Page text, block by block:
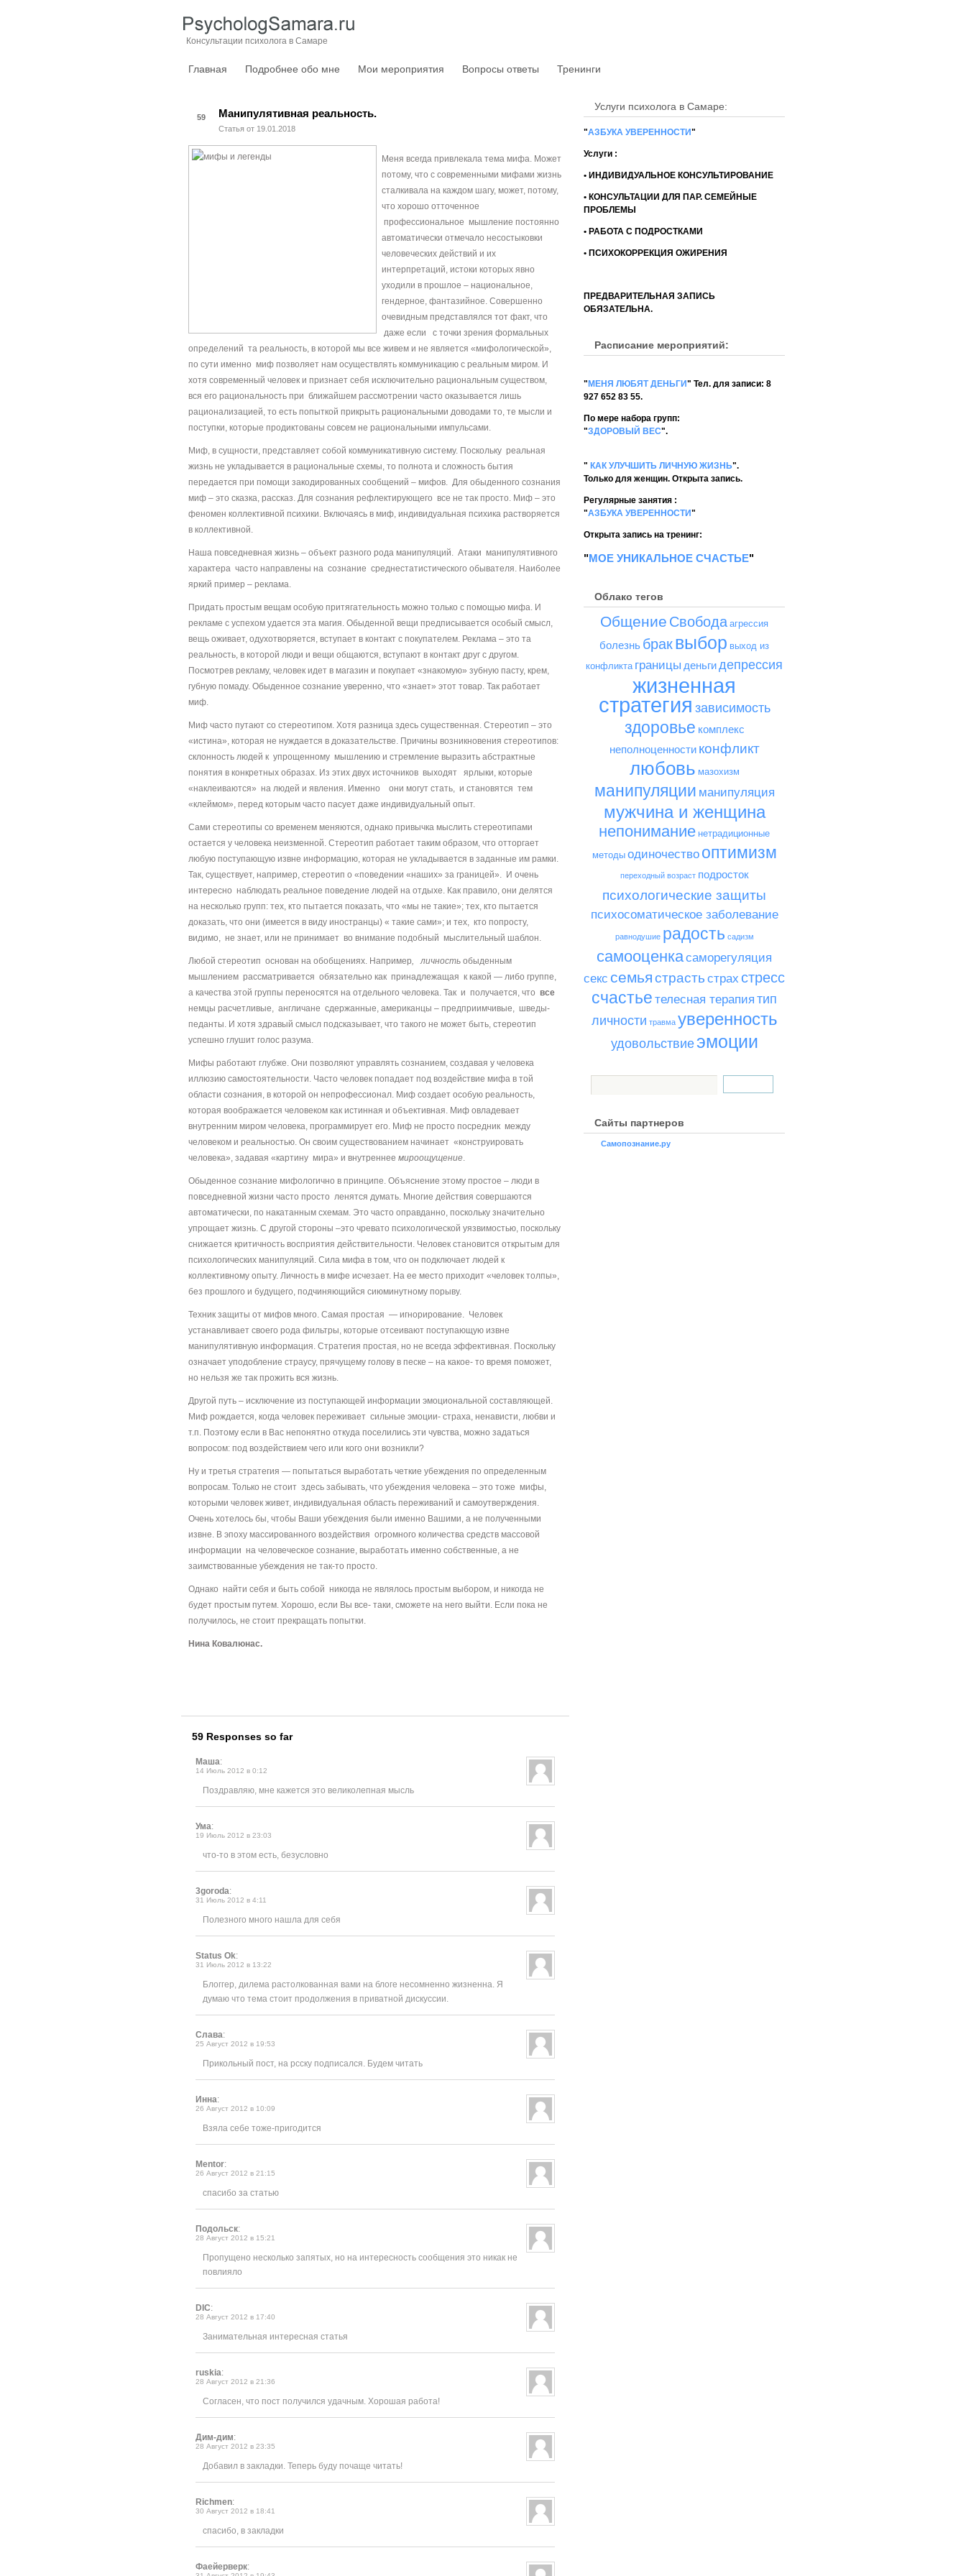
Консультации психолога в Самаре
Главная Подробнее обо мне Мои мероприятия Вопросы ответы Тренинги
59 Манипулятивная реальность.
Статья от 19.01.2018
Меня всегда привлекала тема мифа. Может
потому, что с современными мифами жизнь
сталкивала на каждом шагу, может, потому,
что хорошо отточенное
профессиональное мышление постоянно
автоматически отмечало несостыковки
человеческих действий и их
интерпретаций, истоки которых явно
уходили в прошлое – национальное,
гендерное, фантазийное. Совершенно
очевидным представлялся тот факт, что
даже если с точки зрения формальных
определений та реальность, в которой мы все живем и не является «мифологической»,
по сути именно миф позволяет нам осуществлять коммуникацию с реальным миром. И
хотя современный человек и признает себя исключительно рациональным существом,
вся его рациональность при ближайшем рассмотрении часто оказывается лишь
рационализацией, то есть попыткой прикрыть рациональными доводами то, те мысли и
поступки, которые продиктованы совсем не рациональными импульсами.
Миф, в сущности, представляет собой коммуникативную систему. Поскольку реальная
жизнь не укладывается в рациональные схемы, то полнота и сложность бытия
передается при помощи закодированных сообщений – мифов. Для обыденного сознания
миф – это сказка, рассказ. Для сознания рефлектирующего все не так просто. Миф – это
феномен коллективной психики. Включаясь в миф, индивидуальная психика растворяется
в коллективной.
Наша повседневная жизнь – объект разного рода манипуляций. Атаки манипулятивного
характера часто направлены на сознание среднестатистического обывателя. Наиболее
яркий пример – реклама.
Придать простым вещам особую притягательность можно только с помощью мифа. И
рекламе с успехом удается эта магия. Обыденной вещи предписывается особый смысл,
вещь оживает, одухотворяется, вступает в контакт с покупателем. Реклама – это та
реальность, в которой люди и вещи общаются, вступают в контакт друг с другом.
Посмотрев рекламу, человек идет в магазин и покупает «знакомую» зубную пасту, крем,
губную помаду. Обыденное сознание уверенно, что «знает» этот товар. Так работает
миф.
Миф часто путают со стереотипом. Хотя разница здесь существенная. Стереотип – это
«истина», которая не нуждается в доказательстве. Причины возникновения стереотипов:
склонность людей к упрощенному мышлению и стремление выразить абстрактные
понятия в конкретных образах. Из этих двух источников выходят ярлыки, которые
«наклеиваются» на людей и явления. Именно они могут стать, и становятся тем
«клеймом», перед которым часто пасует даже индивидуальный опыт.
Сами стереотипы со временем меняются, однако привычка мыслить стереотипами
остается у человека неизменной. Стереотип работает таким образом, что отторгает
любую поступающую извне информацию, которая не укладывается в заданные им рамки.
Так, существует, например, стереотип о «поведении «наших» за границей». И очень
интересно наблюдать реальное поведение людей на отдыхе. Как правило, они делятся
на несколько групп: тех, кто пытается показать, что «мы не такие»; тех, кто пытается
доказать, что они (имеется в виду иностранцы) « такие сами»; и тех, кто попросту,
видимо, не знает, или не принимает во внимание подобный мыслительный шаблон.
Любой стереотип основан на обобщениях. Например, личность обыденным
мышлением рассматривается обязательно как принадлежащая к какой — либо группе,
а качества этой группы переносятся на отдельного человека. Так и получается, что все
немцы расчетливые, англичане сдержанные, американцы – предприимчивые, шведы-
педанты. И хотя здравый смысл подсказывает, что такого не может быть, стереотип
успешно глушит голос разума.
Мифы работают глубже. Они позволяют управлять сознанием, создавая у человека
иллюзию самостоятельности. Часто человек попадает под воздействие мифа в той
области сознания, в которой он непрофессионал. Миф создает особую реальность,
которая воображается человеком как истинная и объективная. Миф овладевает
внутренним миром человека, программирует его. Миф не просто посредник между
человеком и реальностью. Он своим существованием начинает «конструировать
человека», задавая «картину мира» и внутреннее мироощущение.
Обыденное сознание мифологично в принципе. Объяснение этому простое – люди в
повседневной жизни часто просто ленятся думать. Многие действия совершаются
автоматически, по накатанным схемам. Это часто оправданно, поскольку значительно
упрощает жизнь. С другой стороны –это чревато психологической уязвимостью, поскольку
снижается критичность восприятия действительности. Человек становится открытым для
психологических манипуляций. Сила мифа в том, что он подключает людей к
коллективному опыту. Личность в мифе исчезает. На ее место приходит «человек толпы»,
без прошлого и будущего, подчиняющийся сиюминутному порыву.
Техник защиты от мифов много. Самая простая — игнорирование. Человек
устанавливает своего рода фильтры, которые отсеивают поступающую извне
манипулятивную информация. Стратегия простая, но не всегда эффективная. Поскольку
означает уподобление страусу, прячущему голову в песке – на какое- то время поможет,
но нельзя же так прожить вся жизнь.
Другой путь – исключение из поступающей информации эмоциональной составляющей.
Миф рождается, когда человек переживает сильные эмоции- страха, ненависти, любви и
т.п. Поэтому если в Вас непонятно откуда поселились эти чувства, можно задаться
вопросом: под воздействием чего или кого они возникли?
Ну и третья стратегия — попытаться выработать четкие убеждения по определенным
вопросам. Только не стоит здесь забывать, что убеждения человека – это тоже мифы,
которыми человек живет, индивидуальная область переживаний и самоутверждения.
Очень хотелось бы, чтобы Ваши убеждения были именно Вашими, а не полученными
извне. В эпоху массированного воздействия огромного количества средств массовой
информации на человеческое сознание, выработать именно собственные, а не
заимствованные убеждения не так-то просто.
Однако найти себя и быть собой никогда не являлось простым выбором, и никогда не
будет простым путем. Хорошо, если Вы все- таки, сможете на него выйти. Если пока не
получилось, не стоит прекращать попытки.
Нина Ковалюнас.
59 Responses so far
Маша:
14 Июль 2012 в 0:12
Поздравляю, мне кажется это великолепная мысль
Ума:
19 Июль 2012 в 23:03
что-то в этом есть, безусловно
3goroda:
31 Июль 2012 в 4:11
Полезного много нашла для себя
Status Ok:
31 Июль 2012 в 13:22
Блоггер, дилема растолкованная вами на блоге несомненно жизненна. Я
думаю что тема стоит продолжения в приватной дискуссии.
Слава:
25 Август 2012 в 19:53
Прикольный пост, на рсску подписался. Будем читать
Инна:
26 Август 2012 в 10:09
Взяла себе тоже-пригодится
Mentor:
26 Август 2012 в 21:15
спасибо за статью
Подольск:
28 Август 2012 в 15:21
Пропущено несколько запятых, но на интересность сообщения это никак не
повлияло
DIC:
28 Август 2012 в 17:40
Занимательная интересная статья
ruskia:
28 Август 2012 в 21:36
Согласен, что пост получился удачным. Хорошая работа!
Дим-дим:
28 Август 2012 в 23:35
Добавил в закладки. Теперь буду почаще читать!
Richmen:
30 Август 2012 в 18:41
спасибо, в закладки
Фаейерверк:
Услуги психолога в Самаре:
"АЗБУКА УВЕРЕННОСТИ"
Услуги :
• ИНДИВИДУАЛЬНОЕ КОНСУЛЬТИРОВАНИЕ
• КОНСУЛЬТАЦИИ ДЛЯ ПАР. СЕМЕЙНЫЕ
ПРОБЛЕМЫ
• РАБОТА С ПОДРОСТКАМИ
• ПСИХОКОРРЕКЦИЯ ОЖИРЕНИЯ
ПРЕДВАРИТЕЛЬНАЯ ЗАПИСЬ
ОБЯЗАТЕЛЬНА.
Расписание мероприятий:
" МЕНЯ ЛЮБЯТ ДЕНЬГИ" Тел. для записи: 8
927 652 83 55.
По мере набора групп:
"ЗДОРОВЫЙ ВЕС".
" КАК УЛУЧШИТЬ ЛИЧНУЮ ЖИЗНЬ".
Только для женщин. Открыта запись.
Регулярные занятия :
"АЗБУКА УВЕРЕННОСТИ"
Открыта запись на тренинг:
"МОЕ УНИКАЛЬНОЕ СЧАСТЬЕ"
Облако тегов
Общение Свобода агрессия
болезнь браквыбор выход из
конфликта границы деньгидепрессия
жизненная
стратегия зависимость
здоровье комплекс
неполноценности конфликт
любовь мазохизм
манипуляции манипуляция
мужчина и женщина
непонимание нетрадиционные
методы одиночество оптимизм
переходный возраст подросток
психологические защиты
психосоматическое заболевание
равнодушие радость садизм
самооценкасаморегуляция
секс семьястрасть страх стресс
счастье телесная терапия тип
личности травма уверенность
удовольствиеэмоции
Сайты партнеров
Самопознание.ру